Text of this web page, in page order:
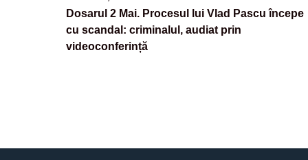
Dosarul 2 Mai. Procesul lui Vlad Pascu începe
cu scandal: criminalul, audiat prin
videoconferință